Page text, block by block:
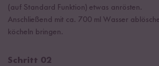
(auf Standard Funktion) etwas anrösten.
Anschließend mit ca. 700 ml Wasser
köcheln bringen.
Schritt 02